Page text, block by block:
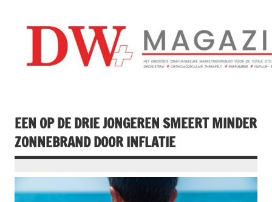
inhoud
EEN OP DE DRIE JONGEREN SMEERT MINDER
ZONNEBRAND DOOR INFLATIE